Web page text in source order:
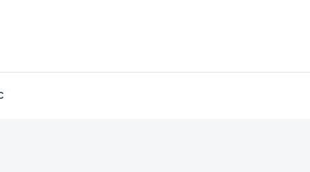
East.com